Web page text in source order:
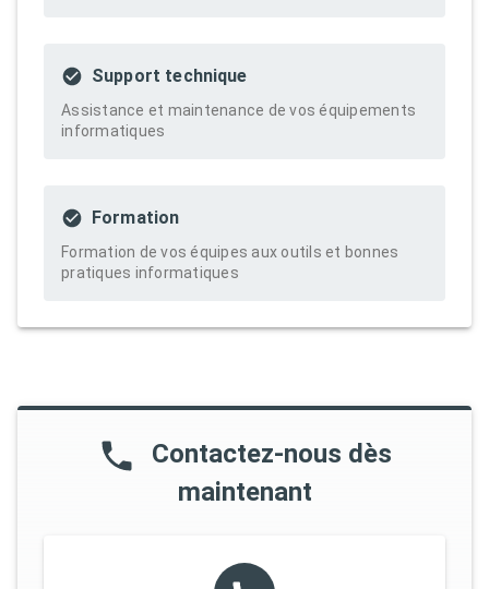
Support technique
Assistance et maintenance de vos équipements
informatiques
Formation
Formation de vos équipes aux outils et bonnes
pratiques informatiques
Contactez-nous dès
maintenant